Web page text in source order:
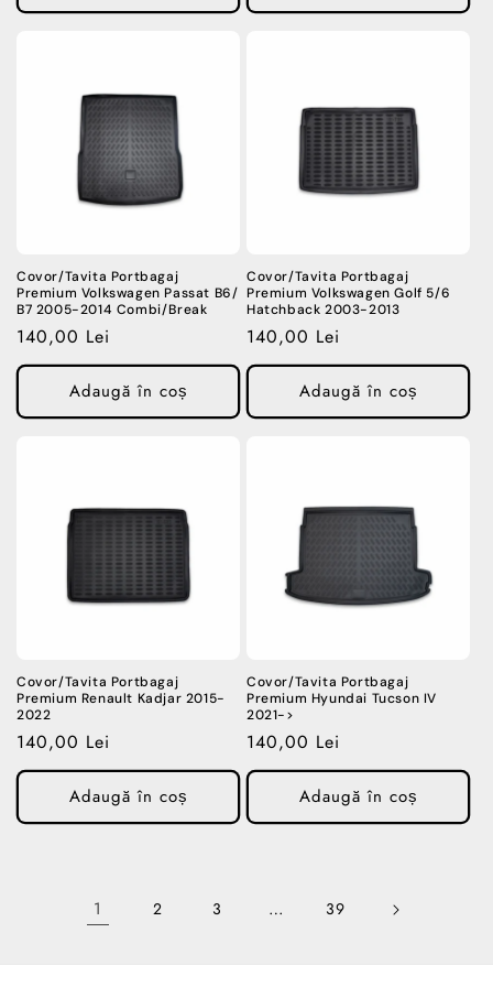
Covor/Tavita Portbagaj
Premium Volkswagen Passat B6/
B7 2005-2014 Combi/Break
Preț
obișnuit
140,00 Lei
Adaugă în coș
Covor/Tavita Portbagaj
Premium Volkswagen Golf 5/6
Hatchback 2003-2013
Preț
obișnuit
140,00 Lei
Adaugă în coș
Covor/Tavita Portbagaj
Premium Renault Kadjar 2015-
2022
Preț
obișnuit
140,00 Lei
Adaugă în coș
Covor/Tavita Portbagaj
Premium Hyundai Tucson IV
2021->
Preț
obișnuit
140,00 Lei
Adaugă în coș
1 2 3 … 39